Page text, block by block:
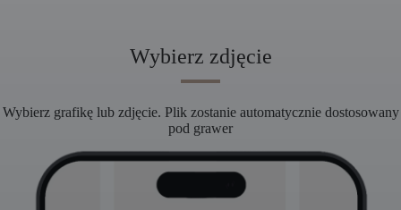
Wybierz zdjęcie
Wybierz grafikę lub zdjęcie. Plik zostanie automatycznie dostosowany
pod grawer